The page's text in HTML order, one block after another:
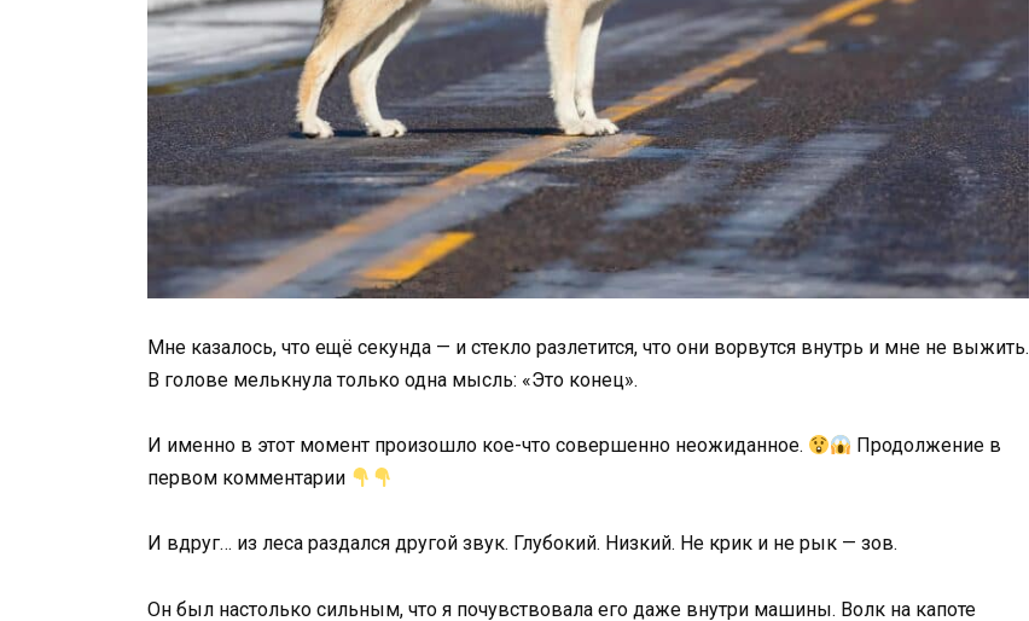
Мне казалось, что ещё секунда — и стекло разлетится, что они ворвутся внутрь и мне не выжить.
В голове мелькнула только одна мысль: «Это конец».
И именно в этот момент произошло кое-что совершенно неожиданное.
Продолжение в
первом комментарии
И вдруг… из леса раздался другой звук. Глубокий. Низкий. Не крик и не рык — зов.
Он был настолько сильным, что я почувствовала его даже внутри машины. Волк на капоте